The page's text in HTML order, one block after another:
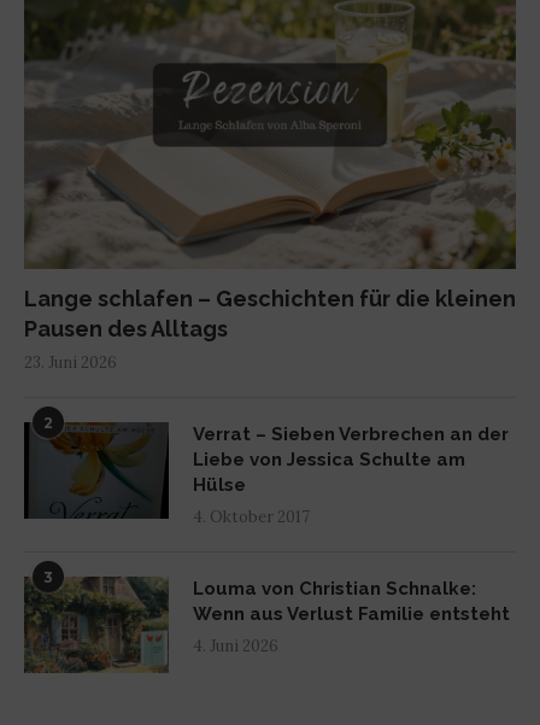
Lange schlafen – Geschichten für die kleinen
Pausen des Alltags
23. Juni 2026
2
Verrat – Sieben Verbrechen an der
Liebe von Jessica Schulte am
Hülse
4. Oktober 2017
3
Louma von Christian Schnalke:
Wenn aus Verlust Familie entsteht
4. Juni 2026